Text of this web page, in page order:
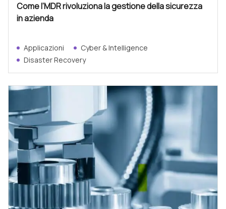
Come l’MDR rivoluziona la gestione della sicurezza
in azienda
Applicazioni
Cyber & Intelligence
Disaster Recovery